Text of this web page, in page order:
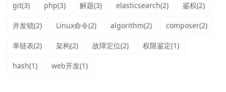
git(3) php(3) 解题(3) elasticsearch(2) 鉴权(2)
并发锁(2) Linux命令(2) algorithm(2) composer(2)
单链表(2) 架构(2) 故障定位(2) 权限鉴定(1)
hash(1) web开发(1)